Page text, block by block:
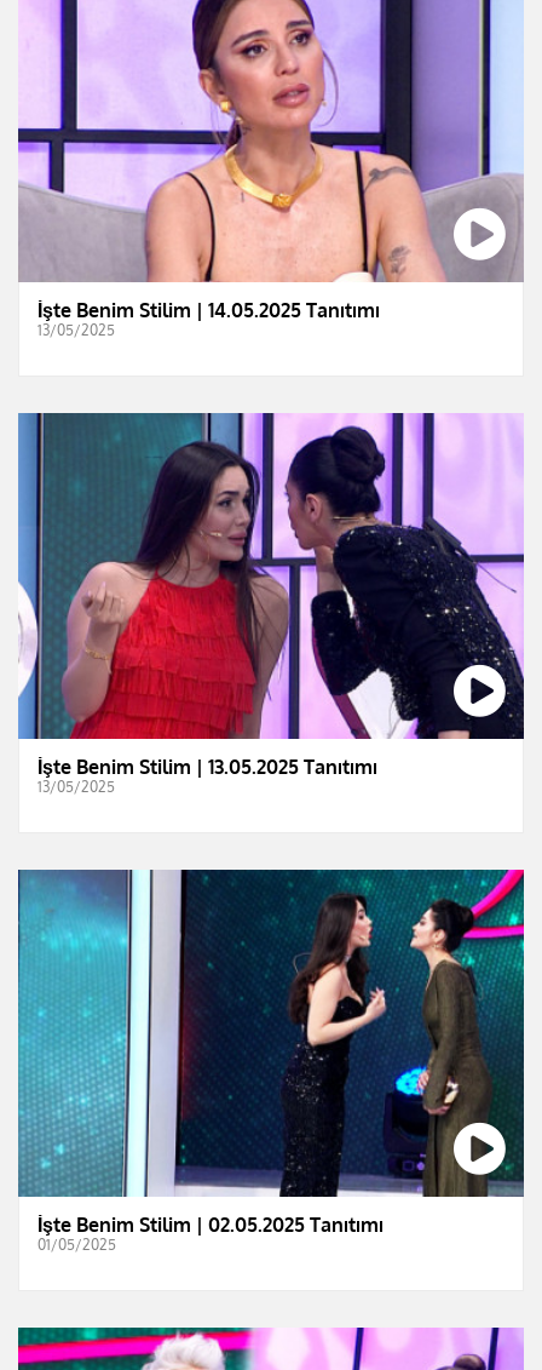
İşte Benim Stilim | 14.05.2025 Tanıtımı
13/05/2025
İşte Benim Stilim | 13.05.2025 Tanıtımı
13/05/2025
İşte Benim Stilim | 02.05.2025 Tanıtımı
01/05/2025